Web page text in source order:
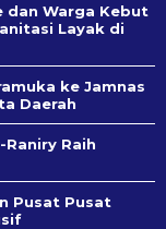
dan Warga Kebut
Layak di
ke Jamnas
Daerah
Raniry Raih
Pusat Pusat